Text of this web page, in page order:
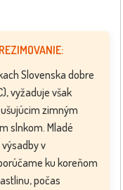
Slovenska dobre
vyžaduje však
zimným
slnkom. Mladé
v
ku koreňom
počas